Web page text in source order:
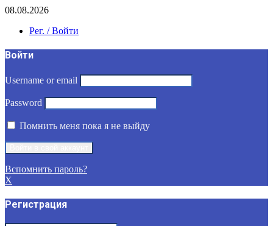
08.08.2026
Рег. / Войти
Войти
Username or email
Password
Помнить меня пока я не выйду
Вспомнить пароль?
X
Регистрация